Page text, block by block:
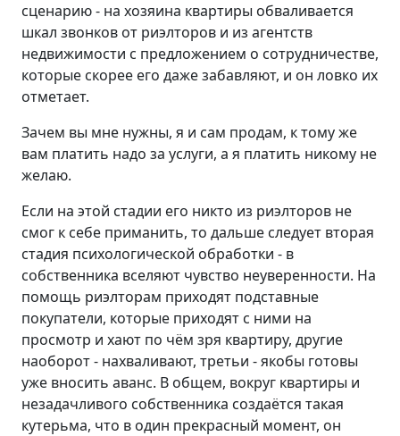
сценарию - на хозяина квартиры обваливается
шкал звонков от риэлторов и из агентств
недвижимости с предложением о сотрудничестве,
которые скорее его даже забавляют, и он ловко их
отметает.
Зачем вы мне нужны, я и сам продам, к тому же
вам платить надо за услуги, а я платить никому не
желаю.
Если на этой стадии его никто из риэлторов не
смог к себе приманить, то дальше следует вторая
стадия психологической обработки - в
собственника вселяют чувство неуверенности. На
помощь риэлторам приходят подставные
покупатели, которые приходят с ними на
просмотр и хают по чём зря квартиру, другие
наоборот - нахваливают, третьи - якобы готовы
уже вносить аванс. В общем, вокруг квартиры и
незадачливого собственника создаётся такая
кутерьма, что в один прекрасный момент, он